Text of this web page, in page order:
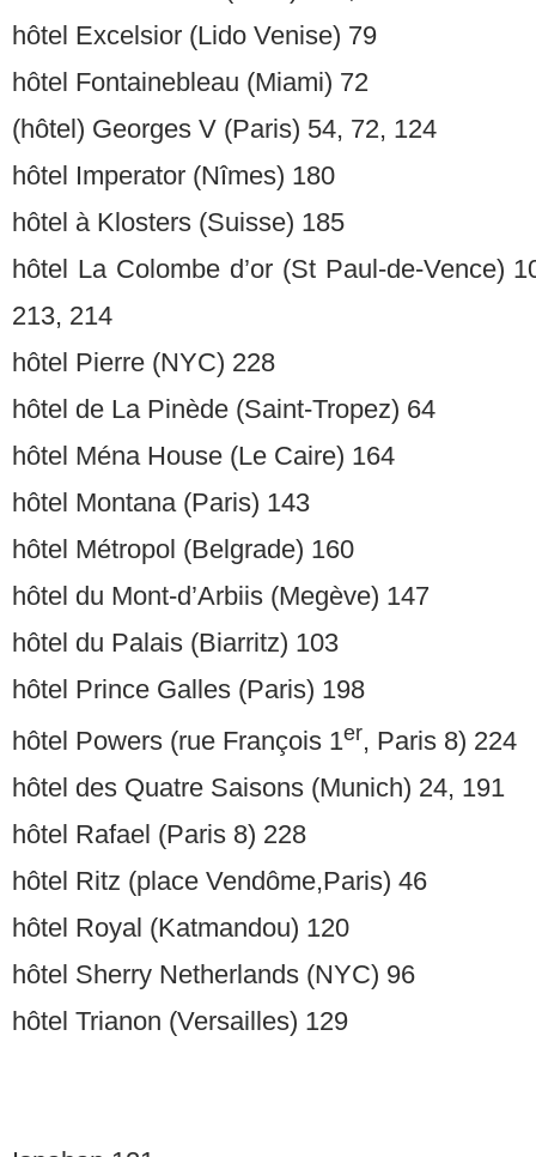
hôtel Excelsior (Lido Venise) 79
hôtel Fontainebleau (Miami) 72
(hôtel) Georges V (Paris) 54, 72, 124
hôtel Imperator (Nîmes) 180
hôtel à Klosters (Suisse) 185
hôtel La Colombe d’or (St Paul-de-Vence)
213, 214
hôtel Pierre (NYC) 228
hôtel de La Pinède (Saint-Tropez) 64
hôtel Ména House (Le Caire) 164
hôtel Montana (Paris) 143
hôtel Métropol (Belgrade) 160
hôtel du Mont-d’Arbiis (Megève) 147
hôtel du Palais (Biarritz) 103
hôtel Prince Galles (Paris) 198
hôtel Powers (rue François 1er, Paris 8) 224
hôtel des Quatre Saisons (Munich) 24, 191
hôtel Rafael (Paris 8) 228
hôtel Ritz (place Vendôme,Paris) 46
hôtel Royal (Katmandou) 120
hôtel Sherry Netherlands (NYC) 96
hôtel Trianon (Versailles) 129